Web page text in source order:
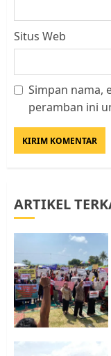
Situs Web
Simpan nama,
peramban ini
ARTIKEL
4